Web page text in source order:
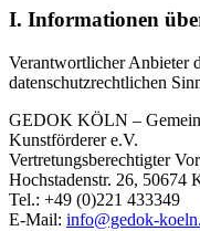
I. Informationen
Verantwortlicher Anbieter
datenschutzrechtlichen
GEDOK KÖLN –
Kunstförderer e.V.
Vertretungsberechtigter
Hochstadenstr. 26, 50674
Tel.: +49 (0)221 433349
E-Mail: info@gedok-